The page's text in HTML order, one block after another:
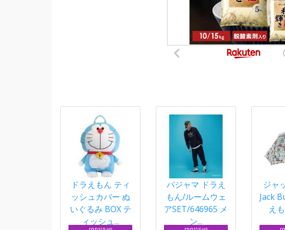
ドラえもん ティ
ッシュカバー ぬ
いぐるみ BOX テ
ィッシュ...
パジャマ ドラえ
もん/ルームウェ
アSET/646965 メ
ン...
ジャ
Jack
え